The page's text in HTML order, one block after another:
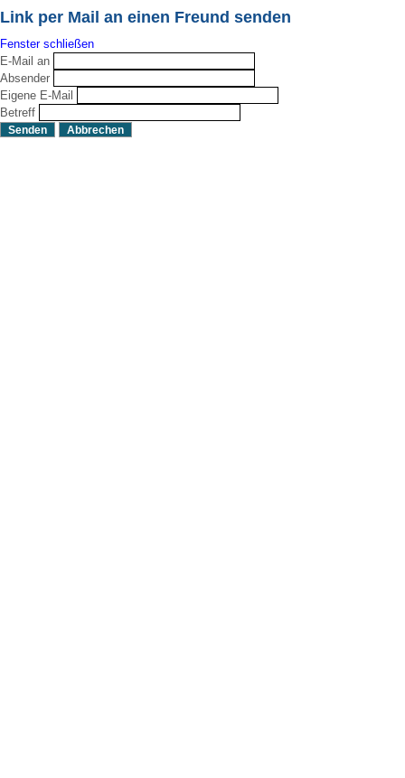
Link per Mail an einen Freund senden
Fenster schließen
E-Mail an
Absender
Eigene E-Mail
Betreff
Senden Abbrechen